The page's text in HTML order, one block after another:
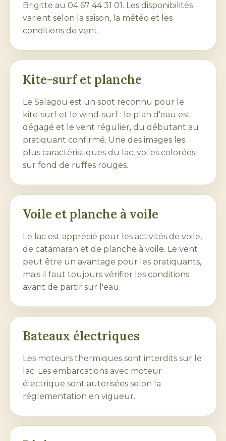
Brigitte au 04 67 44 31 01. Les disponibilités
varient selon la saison, la météo et les
conditions de vent.
Kite-surf et planche
Le Salagou est un spot reconnu pour le
kite-surf et le wind-surf : le plan d'eau est
dégagé et le vent régulier, du débutant au
pratiquant confirmé. Une des images les
plus caractéristiques du lac, voiles colorées
sur fond de ruffes rouges.
Voile et planche à voile
Le lac est apprécié pour les activités de voile,
de catamaran et de planche à voile. Le vent
peut être un avantage pour les pratiquants,
mais il faut toujours vérifier les conditions
avant de partir sur l'eau.
Bateaux électriques
Les moteurs thermiques sont interdits sur le
lac. Les embarcations avec moteur
électrique sont autorisées selon la
réglementation en vigueur.